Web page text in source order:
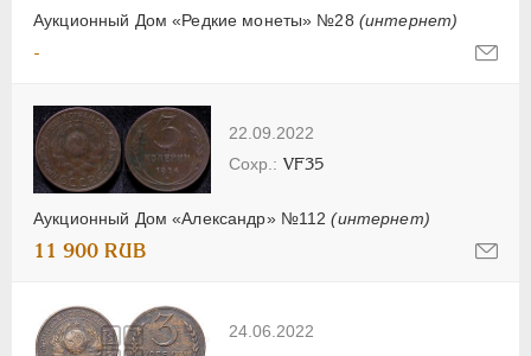
Аукционный Дом «Редкие монеты» №28 (интернет)
-
22.09.2022
Аукционный Дом «Александр» №112(интернет)
VF35
11 900 RUB
24.06.2022